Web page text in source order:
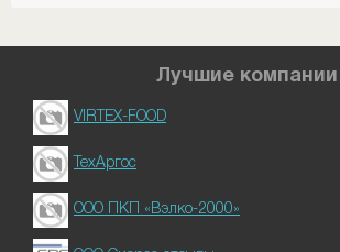
Лучшие компании
VIRTEX-FOOD
ТехАргос
ООО ПКП «Вэлко-2000»